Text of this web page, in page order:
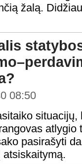
žalą.
08:50
pasirašyti